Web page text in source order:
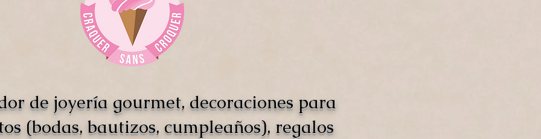
de joyería gourmet, decoraciones para
(bodas, bautizos, cumpleaños), regalos